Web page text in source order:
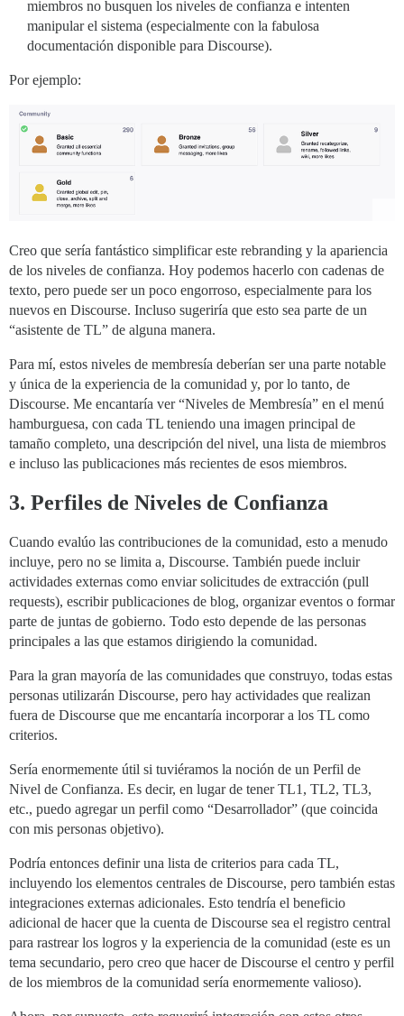
miembros no busquen los niveles de confianza e intenten
manipular el sistema (especialmente con la fabulosa
documentación disponible para Discourse).
Por ejemplo:
Creo que sería fantástico simplificar este rebranding y la apariencia
de los niveles de confianza. Hoy podemos hacerlo con cadenas de
texto, pero puede ser un poco engorroso, especialmente para los
nuevos en Discourse. Incluso sugeriría que esto sea parte de un
“asistente de TL” de alguna manera.
Para mí, estos niveles de membresía deberían ser una parte notable
y única de la experiencia de la comunidad y, por lo tanto, de
Discourse. Me encantaría ver “Niveles de Membresía” en el menú
hamburguesa, con cada TL teniendo una imagen principal de
tamaño completo, una descripción del nivel, una lista de miembros
e incluso las publicaciones más recientes de esos miembros.
3. Perfiles de Niveles de Confianza
Cuando evalúo las contribuciones de la comunidad, esto a menudo
incluye, pero no se limita a, Discourse. También puede incluir
actividades externas como enviar solicitudes de extracción (pull
requests), escribir publicaciones de blog, organizar eventos o formar
parte de juntas de gobierno. Todo esto depende de las personas
principales a las que estamos dirigiendo la comunidad.
Para la gran mayoría de las comunidades que construyo, todas estas
personas utilizarán Discourse, pero hay actividades que realizan
fuera de Discourse que me encantaría incorporar a los TL como
criterios.
Sería enormemente útil si tuviéramos la noción de un Perfil de
Nivel de Confianza. Es decir, en lugar de tener TL1, TL2, TL3,
etc., puedo agregar un perfil como “Desarrollador” (que coincida
con mis personas objetivo).
Podría entonces definir una lista de criterios para cada TL,
incluyendo los elementos centrales de Discourse, pero también estas
integraciones externas adicionales. Esto tendría el beneficio
adicional de hacer que la cuenta de Discourse sea el registro central
para rastrear los logros y la experiencia de la comunidad (este es un
tema secundario, pero creo que hacer de Discourse el centro y perfil
de los miembros de la comunidad sería enormemente valioso).